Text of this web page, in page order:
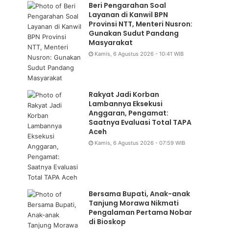
Beri Pengarahan Soal
Layanan di Kanwil BPN
Provinsi NTT, Menteri Nusron:
Gunakan Sudut Pandang
Masyarakat
Kamis, 6 Agustus 2026 - 10:41 WIB
Rakyat Jadi Korban
Lambannya Eksekusi
Anggaran, Pengamat:
Saatnya Evaluasi Total TAPA
Aceh
Kamis, 6 Agustus 2026 - 07:59 WIB
Bersama Bupati, Anak-anak
Tanjung Morawa Nikmati
Pengalaman Pertama Nobar
di Bioskop